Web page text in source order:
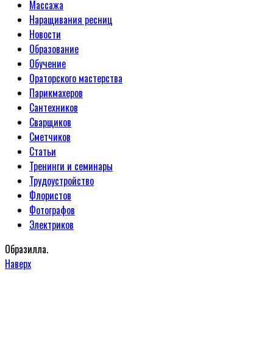
Массажа
Наращивания ресниц
Новости
Образование
Обучение
Ораторского мастерства
Парикмахеров
Сантехников
Сварщиков
Сметчиков
Статьи
Тренинги и семинары
Трудоустройство
Флористов
Фотографов
Электриков
Образилла.
Наверх